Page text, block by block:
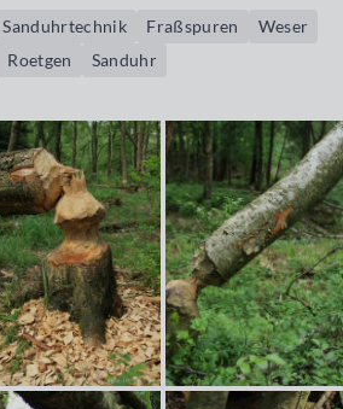
Sanduhrtechnik Fraßspuren
Weser
Roetgen Sanduhr